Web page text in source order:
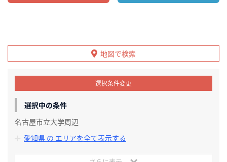
地図で検索
選択条件変更
選択中の条件
名古屋市立大学周辺
愛知県 の エリアを全て表示する